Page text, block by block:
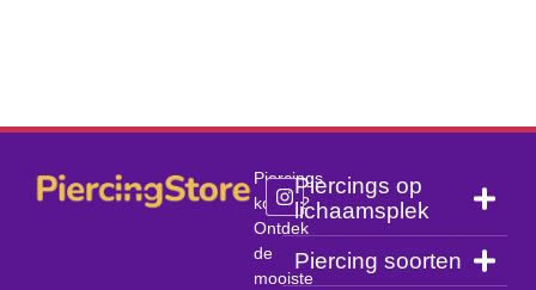
Piercings
kopen?
Ontdek
de
mooiste
Piercings op
lichaamsplek
Piercing soorten